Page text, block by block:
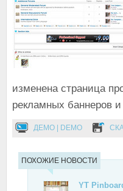
изменена страница
рекламных баннеров и
ДЕМО | DEMO
ПОХОЖИЕ НОВОСТИ
YT